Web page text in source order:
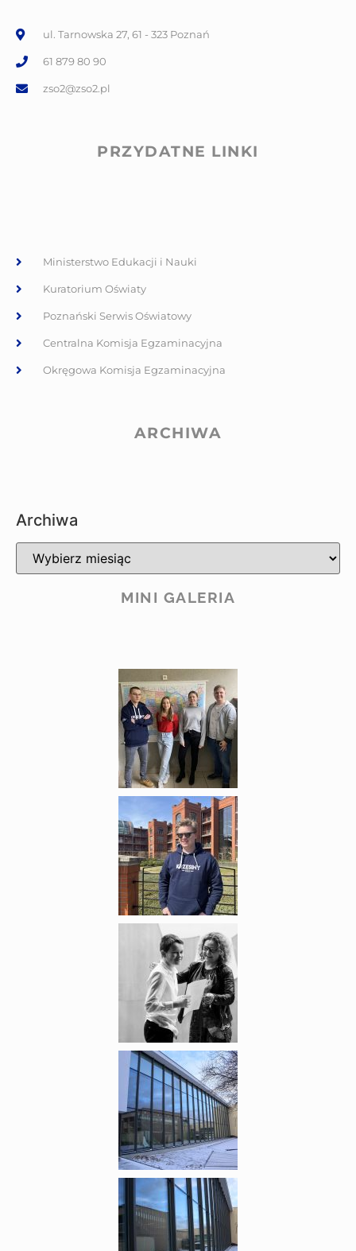
ul. Tarnowska 27, 61 - 323 Poznań
61 879 80 90
zso2@zso2.pl
PRZYDATNE LINKI
Ministerstwo Edukacji i Nauki
Kuratorium Oświaty
Poznański Serwis Oświatowy
Centralna Komisja Egzaminacyjna
Okręgowa Komisja Egzaminacyjna
ARCHIWA
Archiwa
MINI GALERIA